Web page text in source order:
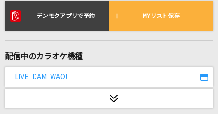
リアルタイムで歌われている曲の一覧
[生音]有心論
らしさ
デンモクアプリで予約 MYリスト保存
配信中のカラオケ機種
LIVE DAM WAO!